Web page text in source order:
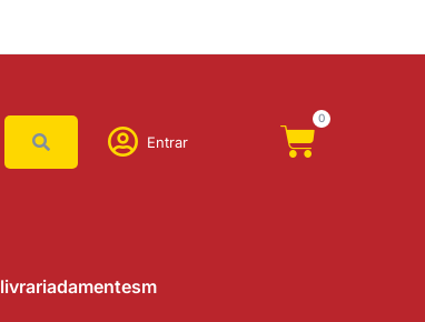
Entrar
0
livrariadamentesm